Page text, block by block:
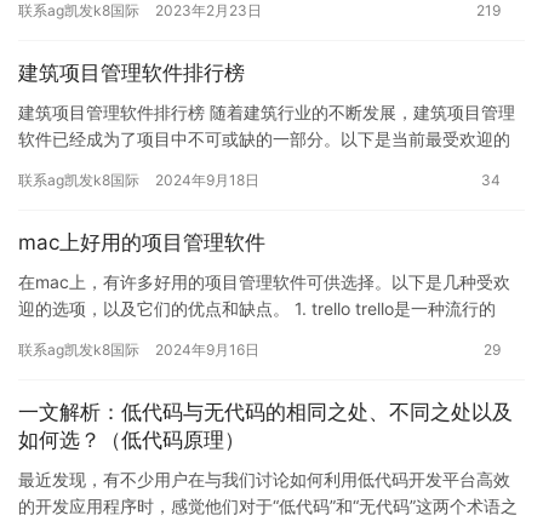
联系ag凯发k8国际 2023年2月23日 219
建筑项目管理软件排行榜
建筑项目管理软件排行榜 随着建筑行业的不断发展，建筑项目管理
软件已经成为了项目中不可或缺的一部分。以下是当前最受欢迎的
联系ag凯发k8国际 2024年9月18日 34
mac上好用的项目管理软件
在mac上，有许多好用的项目管理软件可供选择。以下是几种受欢
迎的选项，以及它们的优点和缺点。 1. trello trello是一种流行的
联系ag凯发k8国际 2024年9月16日 29
一文解析：低代码与无代码的相同之处、不同之处以及
如何选？（低代码原理）
最近发现，有不少用户在与我们讨论如何利用低代码开发平台高效
的开发应用程序时，感觉他们对于“低代码”和“无代码”这两个术语之